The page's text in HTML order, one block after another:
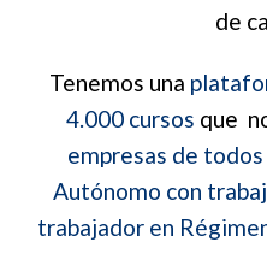
de
Tenemos una
4.000 cursos que
empresas de
Autónomo con
trabajador en